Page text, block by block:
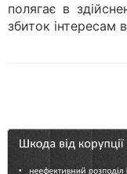
полягає в
збиток інтересам